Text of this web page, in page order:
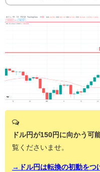
ドル円が150円に向かう可
覧くださいませ。
→ドル円は転換の初動をつ